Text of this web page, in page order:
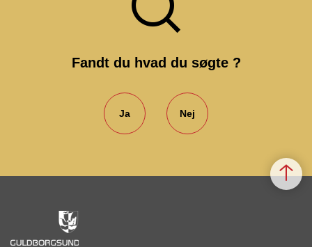
Fandt du hvad du søgte ?
Ja Nej